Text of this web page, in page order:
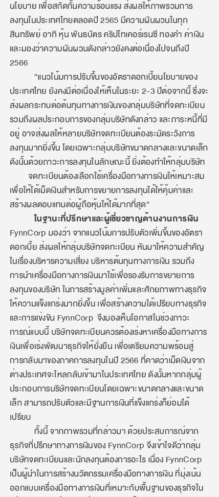
นโยบาย เพื่อสกัดกั้นความร้อนแรง ส่งผลให้ภาพรวมการ
ลงทุนในประเทศไทยตลอดปี 2565 มีความผันผวนในทุก
สินทรัพย์ อาทิ หุ้น พันธบัตร คริปโทเคอร์เรนซี ทองคำ ค่าเงิน
และมองว่าความผันผวนดังกล่าวยังคงต่อเนื่องไปจนถึงปี
2566
“แนวโน้มการปรับขึ้นของอัตราดอกเบี้ยนโยบายของ
ประเทศไทย ยังคงมีต่อเนื่องให้เห็นในระยะ 2-3 ปีต่อจากนี้ ซึ่งจะ
ส่งผลกระทบต่อต้นทุนทางการเงินของกลุ่มบริษัทที่จดทะเบียน
รวมถึงผลประกอบการของกลุ่มบริษัทดังกล่าว และภาระหนี้ที่มี
อยู่ อาจส่งผลให้หลายบริษัทจดทะเบียนต้องระมัดระวังการ
ลงทุนมากยิ่งขึ้น โดยเฉพาะกลุ่มบริษัทขนาดกลางและขนาดเล็ก
ดังนั้นด้วยภาวะการลงทุนในลักษณะนี้ ยิ่งต้องทำให้กลุ่มบริษัท
จดทะเบียนต้องเลือกใช้เครื่องมือทางการเงินให้เหมาะสม
เพื่อให้ได้เม็ดเงินสำหรับการขยายการลงทุนได้ให้คุ้มค่าและ
สร้างผลตอบแทนต่อผู้ถือหุ้นให้ได้มากที่สุด”
ในฐานะที่ปรึกษาและผู้เชี่ยวชาญด้านงานการเงิน
FynnCorp มองว่า จากแนวโน้มการปรับตัวเพิ่มขึ้นของอัตรา
ดอกเบี้ย ส่งผลให้กลุ่มบริษัทจดทะเบียน หันมาให้ความสำคัญ
ในเรื่องบริหารความเสี่ยง บริหารต้นทุนทางการเงิน รวมถึง
การนำเครื่องมือทางการเงินมาใช้เพื่อรองรับการขยายการ
ลงทุนของบริษัท ในการสร้างมูลค่าเพิ่มและศักยภาพทางธุรกิจ
ให้ความแข็งแกร่งมากยิ่งขึ้น เพื่อสร้างความได้เปรียบทางธุรกิจ
และการแข่งขัน FynnCorp จึงมองเห็นโอกาสในช่วงภาวะ
การณ์แบบนี้ บริษัทจดทะเบียนควรต้องเร่งหาเครื่องมือทางการ
เงินเพื่อเร่งพัฒนาธุรกิจให้ยั่งยืน เพื่อเตรียมความพร้อมสู่
การกลับมาของภาคการลงทุนในปี 2566 ที่คาดว่าเม็ดเงินจาก
ต่างประเทศจะไหลกลับเข้ามาในประเทศไทย ดังนั้นหากกลุ่มผู้
ประกอบการบริษัทจดทะเบียนโดยเฉพาะขนาดกลางและขนาด
เล็ก สามารถปรับตัวและมีฐานการเงินที่แข็งแกร่งก็ย่อมได้
เปรียบ
ทั้งนี้ จากภาพรวมที่กล่าวมา ด้วยประสบการณ์จาก
ธุรกิจที่ปรึกษาทางการเงินของ FynnCorp จึงเข้าใจดีว่ากลุ่ม
บริษัทจดทะเบียนและนักลงทุนต้องการอะไร เนื่อง FynnCorp
เป็นผู้นำในการสร้างนวัตกรรมเครื่องมือทางการเงิน ที่มุ่งเน้น
ออกแบบเครื่องมือทางการเงินที่เหมาะกับพื้นฐานของธุรกิจใน